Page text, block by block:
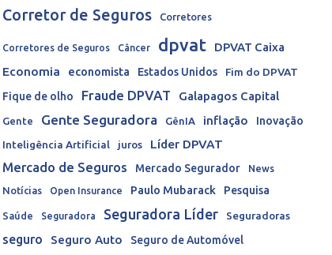
Share
Corretor de Seguros Corretores
Corretores de Seguros Câncer dpvat
DPVAT Caixa
Economia
economista Estados Unidos
Fim do DPVAT
Fique de olho
Fraude DPVAT Galapagos Capital
Gente Gente Seguradora GênIA inflação
Inovação
Inteligência Artificial
juros
Líder DPVAT
Mercado de Seguros
Mercado Segurador
News
Notícias
Open Insurance Paulo Mubarack Pesquisa
Saúde Seguradora Seguradora Líder Seguradoras
seguro Seguro Auto Seguro de Automóvel